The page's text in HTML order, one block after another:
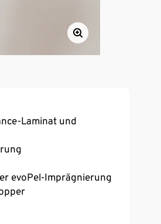
Laminat und
evoPel-Imprägnierung
An- und Aussziehen